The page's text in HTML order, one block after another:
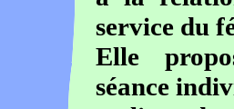
service du
Elle
séance